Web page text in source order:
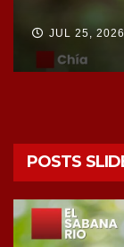
JUL 25, 2026
POSTS